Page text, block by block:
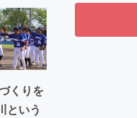
くりを
という